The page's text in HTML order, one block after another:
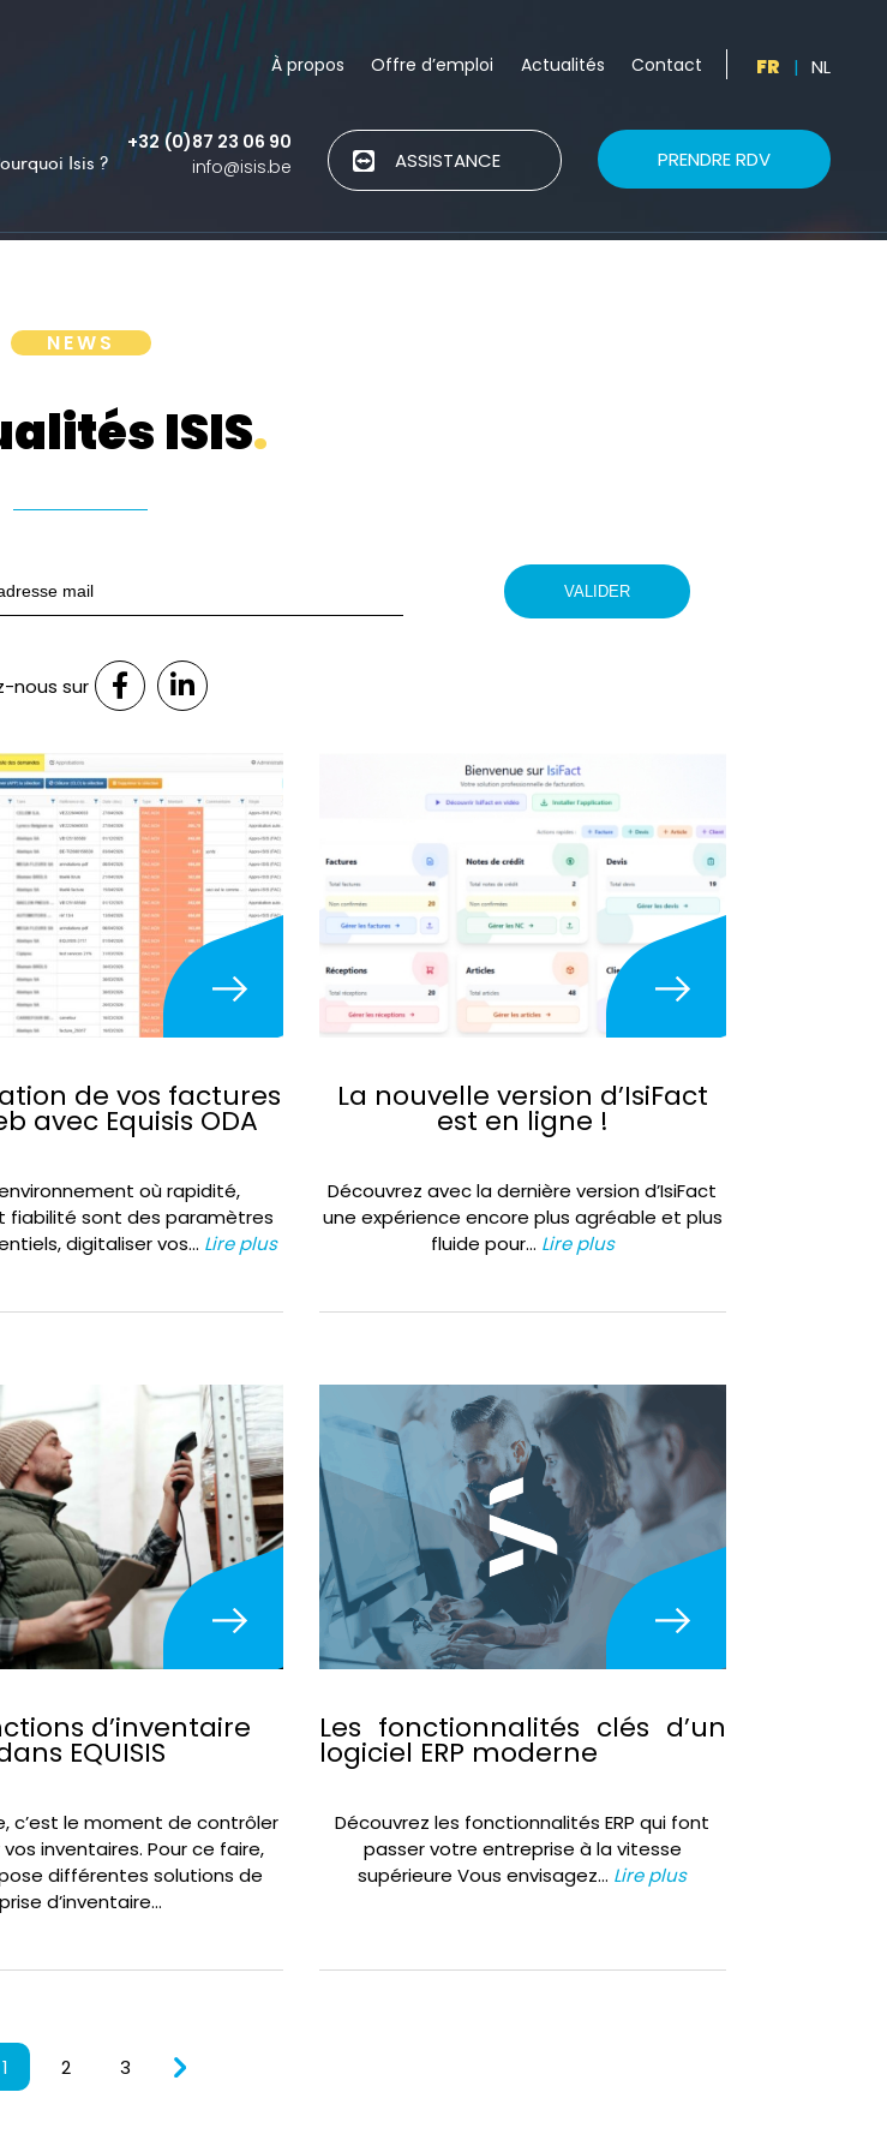
À propos Offre d’emploi Actualités Contact FR | NL
Isis ?
+32 (0)87 23 06 90
info@isis.be
ASSISTANCE PRENDRE RDV
NEWS
ISIS.
nous sur
de vos factures
avec Equisis ODA
où rapidité,
fiabilité sont des paramètres
digitaliser vos… Lire plus
La nouvelle version d’IsiFact
est en ligne !
Découvrez avec la dernière version d’IsiFact
une expérience encore plus agréable et plus
fluide pour… Lire plus
d’inventaire
EQUISIS
c’est le moment de contrôler
inventaires. Pour ce faire,
différentes solutions de
prise d’inventaire…
Les fonctionnalités clés d’un
logiciel ERP moderne
Découvrez les fonctionnalités ERP qui font
passer votre entreprise à la vitesse
supérieure Vous envisagez… Lire plus
1 2 3